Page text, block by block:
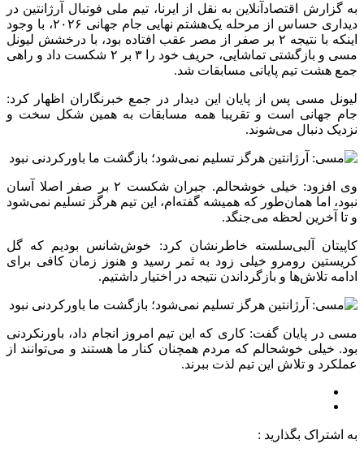
به گزارش اقتصادآنلاین به نقل از ایرنا، تیم ملی فوتبال آرژانتین در
دیداری حساس از مرحله یک‌هشتم نهایی جام جهانی ۲۰۲۶، با وجود
اینکه با نتیجه ۲ بر صفر از مصر عقب افتاده بود، با درخشش لیونل
مسی و بازگشتی تماشایی، حریف خود را ۳ بر ۲ شکست داد و راهی
جمع هشت تیم پایانی مسابقات شد.
لیونل مسی پس از پایان این دیدار در جمع خبرنگاران اظهار کرد:
جام جهانی است و تقریبا همه مسابقات به همین شکل سخت و
نزدیک دنبال می‌شوند.
وی افزود: خیلی خوشحالم. جبران شکست ۲ بر صفر اصلا آسان
نبود، اما همان‌طور که همیشه گفته‌ام، این تیم هرگز تسلیم نمی‌شود
و تا آخرین لحظه می‌جنگد.
کاپیتان آلبی‌سلسته خاطرنشان کرد: خوش‌شانس بودیم که گل
کریستین رومرو خیلی زود به ثمر رسید و هنوز زمان کافی برای
ادامه تلاش‌ها و بازگرداندن نتیجه در اختیار داشتیم.
مسی در پایان گفت: کاری که این تیم امروز انجام داد، باورنکردنی
بود. خیلی خوشحالم که مردم همچنان کنار ما هستند و می‌توانند از
عملکرد و تلاش این تیم لذت ببرند.
به اشتراک بگذارید :